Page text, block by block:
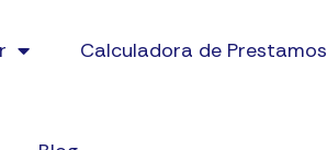
Calculadora de Prestamos